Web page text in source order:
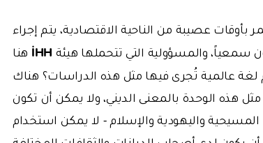
بأوقات عصيبة من الناحية الاقتصادية، يتم إجراء
والمسؤولية التي تتحملها هيئة İHH هنا
لغة عالمية تُجرى فيها مثل هذه الدراسات؟ هناك
هذه الوحدة بالمعنى الديني، ولا يمكن أن تكون
واليهودية والإسلام - لا يمكن استخدام